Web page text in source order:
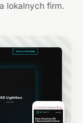
lokalnych firm.